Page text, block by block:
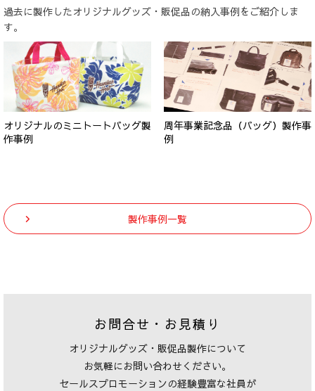
過去に製作したオリジナルグッズ・販促品の納入事例をご紹介しま
す。
オリジナルのミニトートバッグ製
作事例
周年事業記念品（バッグ）製作事
例
製作事例一覧
お問合せ・お見積り
オリジナルグッズ・販促品製作について
お気軽にお問い合わせください。
セールスプロモーションの経験豊富な社員が